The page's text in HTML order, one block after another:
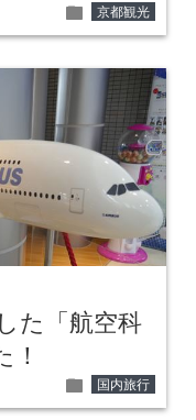
folder 京都観光
た「航空科
folder 国内旅行